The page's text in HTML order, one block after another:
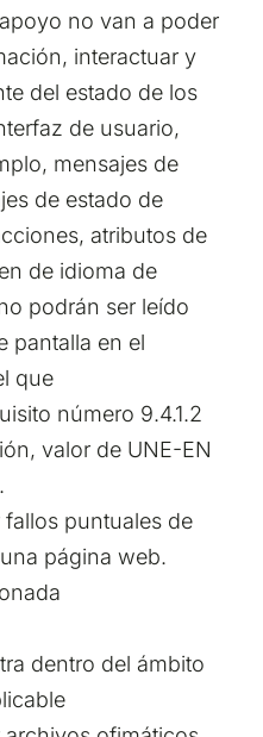
no van a poder
interactuar y
del estado de los
de usuario,
mensajes de
de estado de
atributos de
de idioma de
podrán ser leído
pantalla en el
que
número 9.4.1.2
valor de UNE-EN
fallos puntuales de
página web.
dentro del ámbito